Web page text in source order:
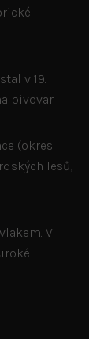
v 19.
pivovar.
(okres
lesů,
V